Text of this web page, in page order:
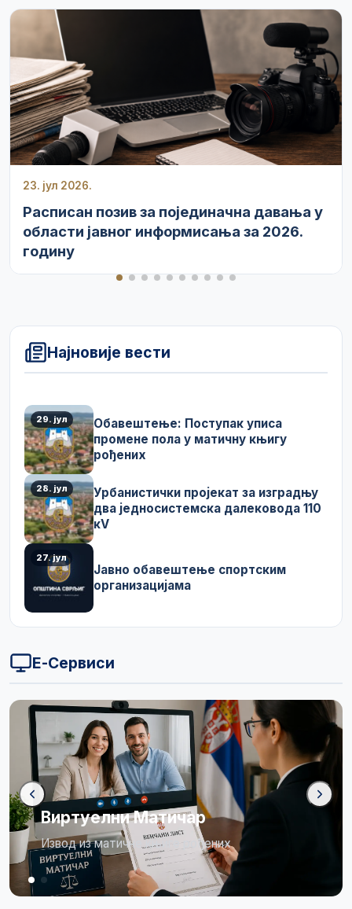
23. јул 2026.
Расписан позив за појединачна давања у
области јавног информисања за 2026.
годину
Најновије вести
29. јул
Обавештење: Поступак уписа
промене пола у матичну књигу
рођених
28. јул
Урбанистички пројекат за изградњу
два једносистемска далековода 110
кV
27. јул
Јавно обавештење спортским
организацијама
Е-Сервиси
Бирачки списак
Огласна табла